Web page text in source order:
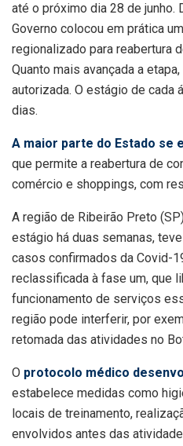
até o próximo dia 28 de junho.
Governo colocou em prática
regionalizado para reabertura
Quanto mais avançada a
autorizada. O estágio de cada
dias.
A maior parte do Estado se
que permite a reabertura de
comércio e shoppings, com
A região de Ribeirão Preto
estágio há duas semanas,
casos confirmados da Covid-
reclassificada à fase um, que
funcionamento de serviços
região pode interferir, por
retomada das atividades no
O protocolo médico
estabelece medidas como
locais de treinamento,
envolvidos antes das